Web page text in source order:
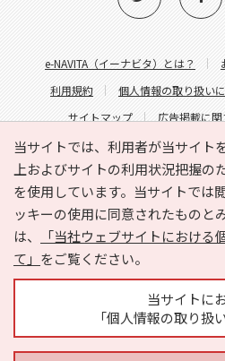
当サイトでは、利用者が当サイト
上およびサイトの利用状況把握の
を使用しています。当サイトでは
ッキーの使用に同意されたものと
は、
「当社ウェブサイトにおけ
て」 をご覧ください。
当サイトに
「個人情報の取り扱
e-NAVITA（イーナビタ）とは？
利用規約
個人情報の取り扱い
サイトマップ
広告掲載に
サイトの内容に関す
Copyright © HYOJITO.Co.,Ltd.